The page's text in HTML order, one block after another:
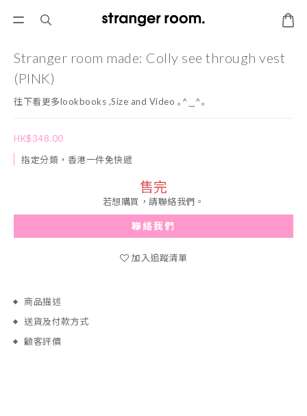
Stranger room made: Colly see through vest
(PINK)
往下看更多lookbooks ,Size and Video ｡^‿^｡
HK$348.00
指定分類，香港一件免快遞
售完
若想購買，請聯絡我們。
聯絡我們
加入追蹤清單
商品描述
送貨及付款方式
顧客評價